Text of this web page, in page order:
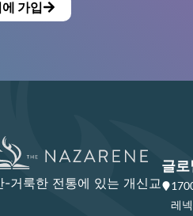
가입
거룩한 전통에 있는 개신교
글로
레